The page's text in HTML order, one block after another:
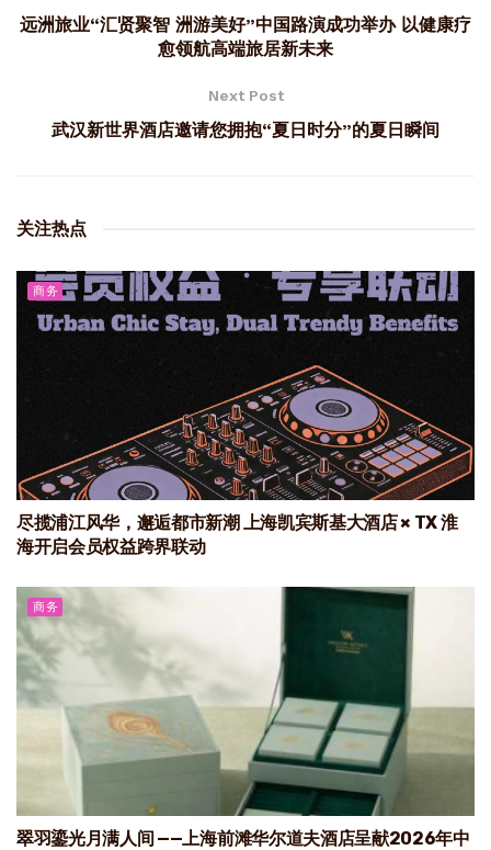
远洲旅业“汇贤聚智 洲游美好”中国路演成功举办 以健康疗
愈领航高端旅居新未来
Next Post
武汉新世界酒店邀请您拥抱“夏日时分”的夏日瞬间
关注热点
商务
尽揽浦江风华，邂逅都市新潮 上海凯宾斯基大酒店 × TX 淮
海开启会员权益跨界联动
商务
翠羽鎏光月满人间 ——上海前滩华尔道夫酒店呈献2026年中